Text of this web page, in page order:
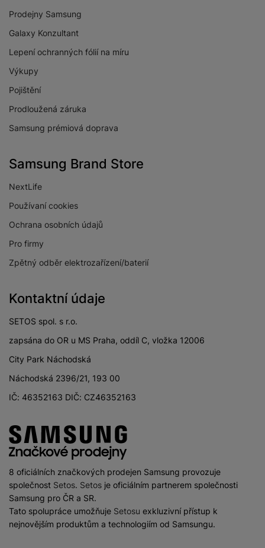
Prodejny Samsung
Galaxy Konzultant
Lepení ochranných fólií na míru
Výkupy
Pojištění
Prodloužená záruka
Samsung prémiová doprava
Samsung Brand Store
NextLife
Používaní cookies
Ochrana osobních údajů
Pro firmy
Zpětný odběr elektrozařízení/baterií
Kontaktní údaje
SETOS spol. s r.o.
zapsána do OR u MS Praha, oddíl C, vložka 12006
City Park Náchodská
Náchodská 2396/21, 193 00
IČ: 46352163 DIČ: CZ46352163
8 oficiálních značkových prodejen Samsung provozuje
společnost Setos. Setos je oficiálním partnerem společnosti
Samsung pro ČR a SR.
Tato spolupráce umožňuje Setosu exkluzivní přístup k
nejnovějším produktům a technologiím od Samsungu.